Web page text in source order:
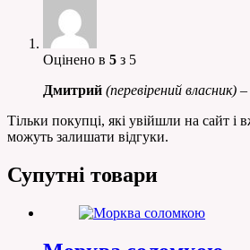
Оцінено в 5 з 5
Дмитрий (перевірений власник) –
Тільки покупці, які увійшли на сайт і
можуть залишати відгуки.
Супутні товари